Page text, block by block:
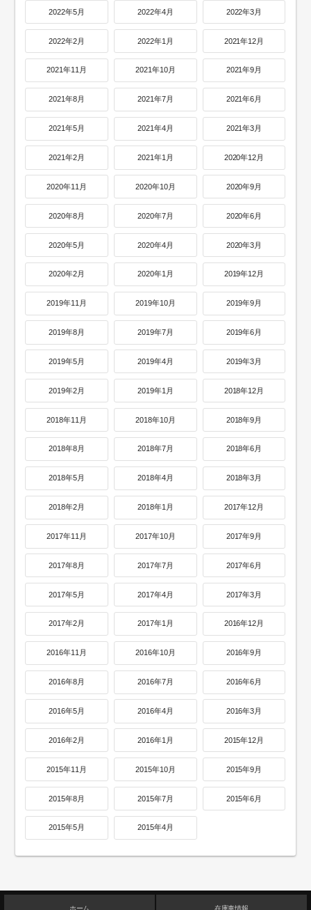
2022年5月 2022年4月 2022年3月
2022年2月 2022年1月 2021年12月
2021年11月 2021年10月 2021年9月
2021年8月 2021年7月 2021年6月
2021年5月 2021年4月 2021年3月
2021年2月 2021年1月 2020年12月
2020年11月 2020年10月 2020年9月
2020年8月 2020年7月 2020年6月
2020年5月 2020年4月 2020年3月
2020年2月 2020年1月 2019年12月
2019年11月 2019年10月 2019年9月
2019年8月 2019年7月 2019年6月
2019年5月 2019年4月 2019年3月
2019年2月 2019年1月 2018年12月
2018年11月 2018年10月 2018年9月
2018年8月 2018年7月 2018年6月
2018年5月 2018年4月 2018年3月
2018年2月 2018年1月 2017年12月
2017年11月 2017年10月 2017年9月
2017年8月 2017年7月 2017年6月
2017年5月 2017年4月 2017年3月
2017年2月 2017年1月 2016年12月
2016年11月 2016年10月 2016年9月
2016年8月 2016年7月 2016年6月
2016年5月 2016年4月 2016年3月
2016年2月 2016年1月 2015年12月
2015年11月 2015年10月 2015年9月
2015年8月 2015年7月 2015年6月
2015年5月 2015年4月
ホーム 在庫車情報